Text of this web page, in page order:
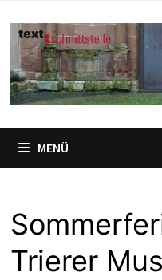
Inhalt
springen
MENÜ
Trierer